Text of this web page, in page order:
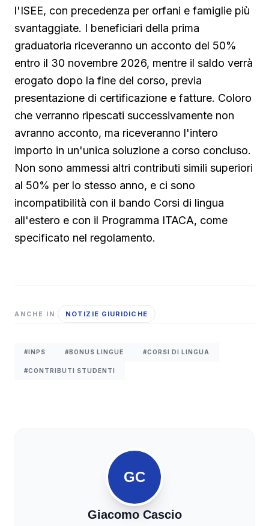
l'ISEE, con precedenza per orfani e famiglie più
svantaggiate. I beneficiari della prima
graduatoria riceveranno un acconto del 50%
entro il 30 novembre 2026, mentre il saldo verrà
erogato dopo la fine del corso, previa
presentazione di certificazione e fatture. Coloro
che verranno ripescati successivamente non
avranno acconto, ma riceveranno l'intero
importo in un'unica soluzione a corso concluso.
Non sono ammessi altri contributi simili superiori
al 50% per lo stesso anno, e ci sono
incompatibilità con il bando Corsi di lingua
all'estero e con il Programma ITACA, come
specificato nel regolamento.
ANCHE IN NOTIZIE GIURIDICHE
#INPS #BONUS LINGUE #CORSI DI LINGUA
#CONTRIBUTI STUDENTI
GC
Giacomo Cascio